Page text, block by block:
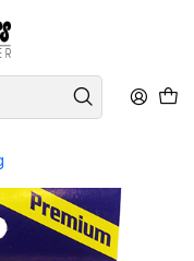
$120.000
Color